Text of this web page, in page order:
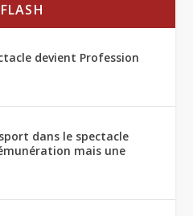
devient Profession
dans le spectacle
mais une